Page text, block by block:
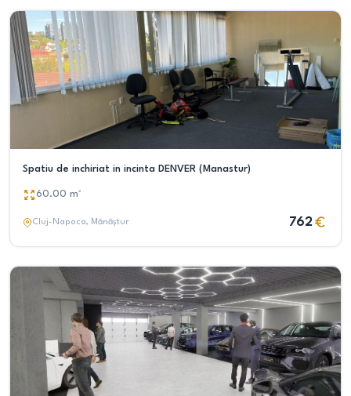
Spatiu de inchiriat in incinta DENVER (Manastur)
60.00 m²
Cluj-Napoca, Mănăștur 762